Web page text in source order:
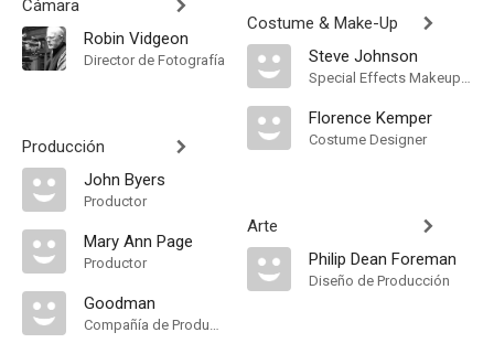
Cámara
Robin Vidgeon
Director de Fotografía
Producción
John Byers
Productor
Mary Ann Page
Productor
Goodman
Compañía de Produccion
Costume & Make-Up
Steve Johnson
Special Effects Makeup Artist
Florence Kemper
Costume Designer
Arte
Philip Dean Foreman
Diseño de Producción